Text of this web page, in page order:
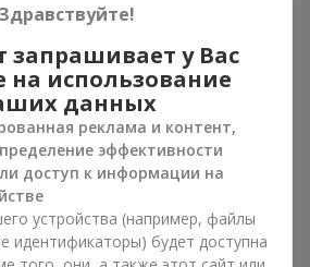
Композиция "Белоснежная
гармония"
3 199 грн
Здравствуйте!
запрашивает у Вас
на использование
данных
реклама и контент,
эффективности
доступ к информации на
устройства (например, файлы
идентификаторы) будет доступна